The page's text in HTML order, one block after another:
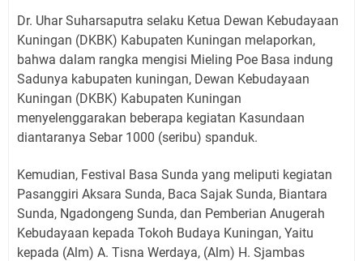
Dr. Uhar Suharsaputra selaku Ketua Dewan Kebudayaan
Kuningan (DKBK) Kabupaten Kuningan melaporkan,
bahwa dalam rangka mengisi Mieling Poe Basa indung
Sadunya kabupaten kuningan, Dewan Kebudayaan
Kuningan (DKBK) Kabupaten Kuningan
menyelenggarakan beberapa kegiatan Kasundaan
diantaranya Sebar 1000 (seribu) spanduk.
Kemudian, Festival Basa Sunda yang meliputi kegiatan
Pasanggiri Aksara Sunda, Baca Sajak Sunda, Biantara
Sunda, Ngadongeng Sunda, dan Pemberian Anugerah
Kebudayaan kepada Tokoh Budaya Kuningan, Yaitu
kepada (Alm) A. Tisna Werdaya, (Alm) H. Sjambas